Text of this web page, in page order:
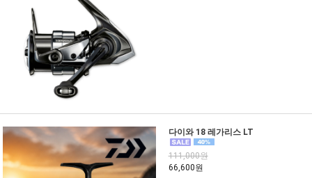
다이와 18 레가리스 LT
111,000원
66,600원